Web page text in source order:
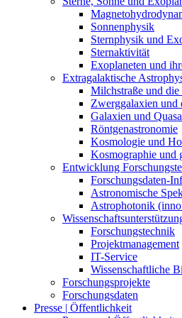
Sonnenphysik
Sternphysik und
Sternaktivität
Exoplaneten und
Extragalaktische
Milchstraße und
Zwerggalaxien und
Galaxien und
Röntgenastronomie
Kosmologie und
Kosmographie und
Entwicklung
Forschungsdaten-
Astronomische
Astrophotonik
Forschungstechnik
Projektmanagement
IT-Service
Wissenschaftliche
Forschungsprojekte
Forschungsdaten
Presse | Öffentlichkeit